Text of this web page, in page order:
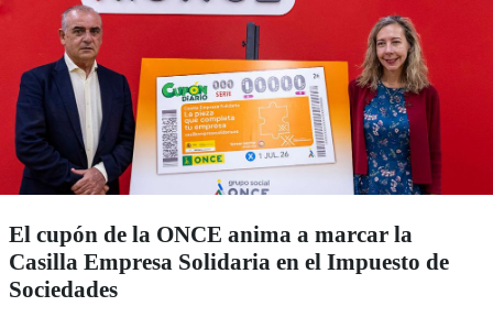
El cupón de la ONCE anima a marcar la
Casilla Empresa Solidaria en el Impuesto de
Sociedades